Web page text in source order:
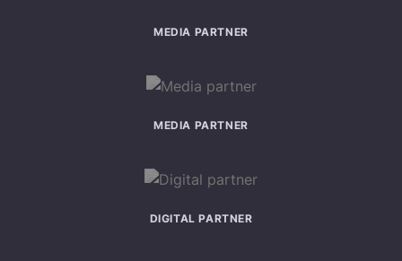
MEDIA PARTNER
MEDIA PARTNER
DIGITAL PARTNER